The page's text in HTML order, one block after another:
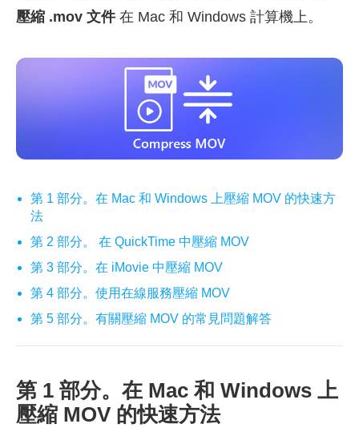
壓縮 .mov 文件在 Mac 和 Windows 計算機上。
第 1 部分。在 Mac 和 Windows 上壓縮 MOV 的快速方
法
第 2 部分。 在 QuickTime 中壓縮 MOV
第 3 部分。在 iMovie 中壓縮 MOV
第 4 部分。使用在線服務壓縮 MOV
第 5 部分。有關壓縮 MOV 的常見問題解答
第 1 部分。在 Mac 和 Windows 上
壓縮 MOV 的快速方法